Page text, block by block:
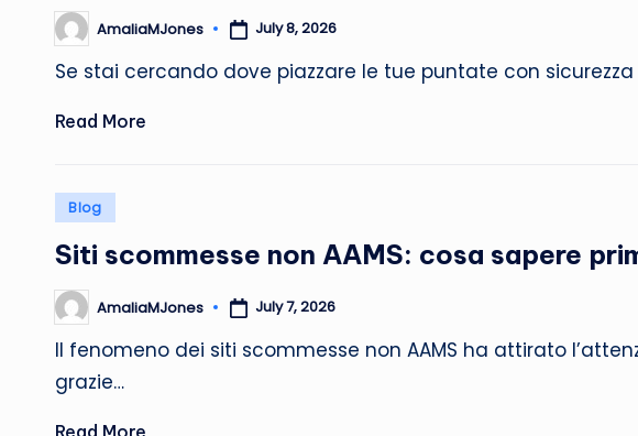
Posted
by
AmaliaMJones July 8, 2026
Se stai cercando dove piazzare le tue puntate con
Read More
Posted
Blog
Siti scommesse non AAMS: cosa sapere
Posted
by
AmaliaMJones July 7, 2026
Il fenomeno dei siti scommesse non AAMS ha attirato
grazie…
Read More